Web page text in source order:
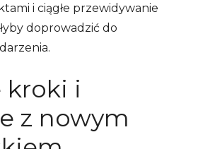
i ciągłe przewidywanie
doprowadzić do
kroki i
z nowym